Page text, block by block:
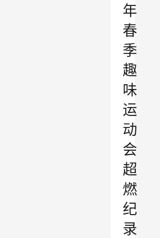
年
春
季
趣
味
运
动
会
超
燃
纪
录